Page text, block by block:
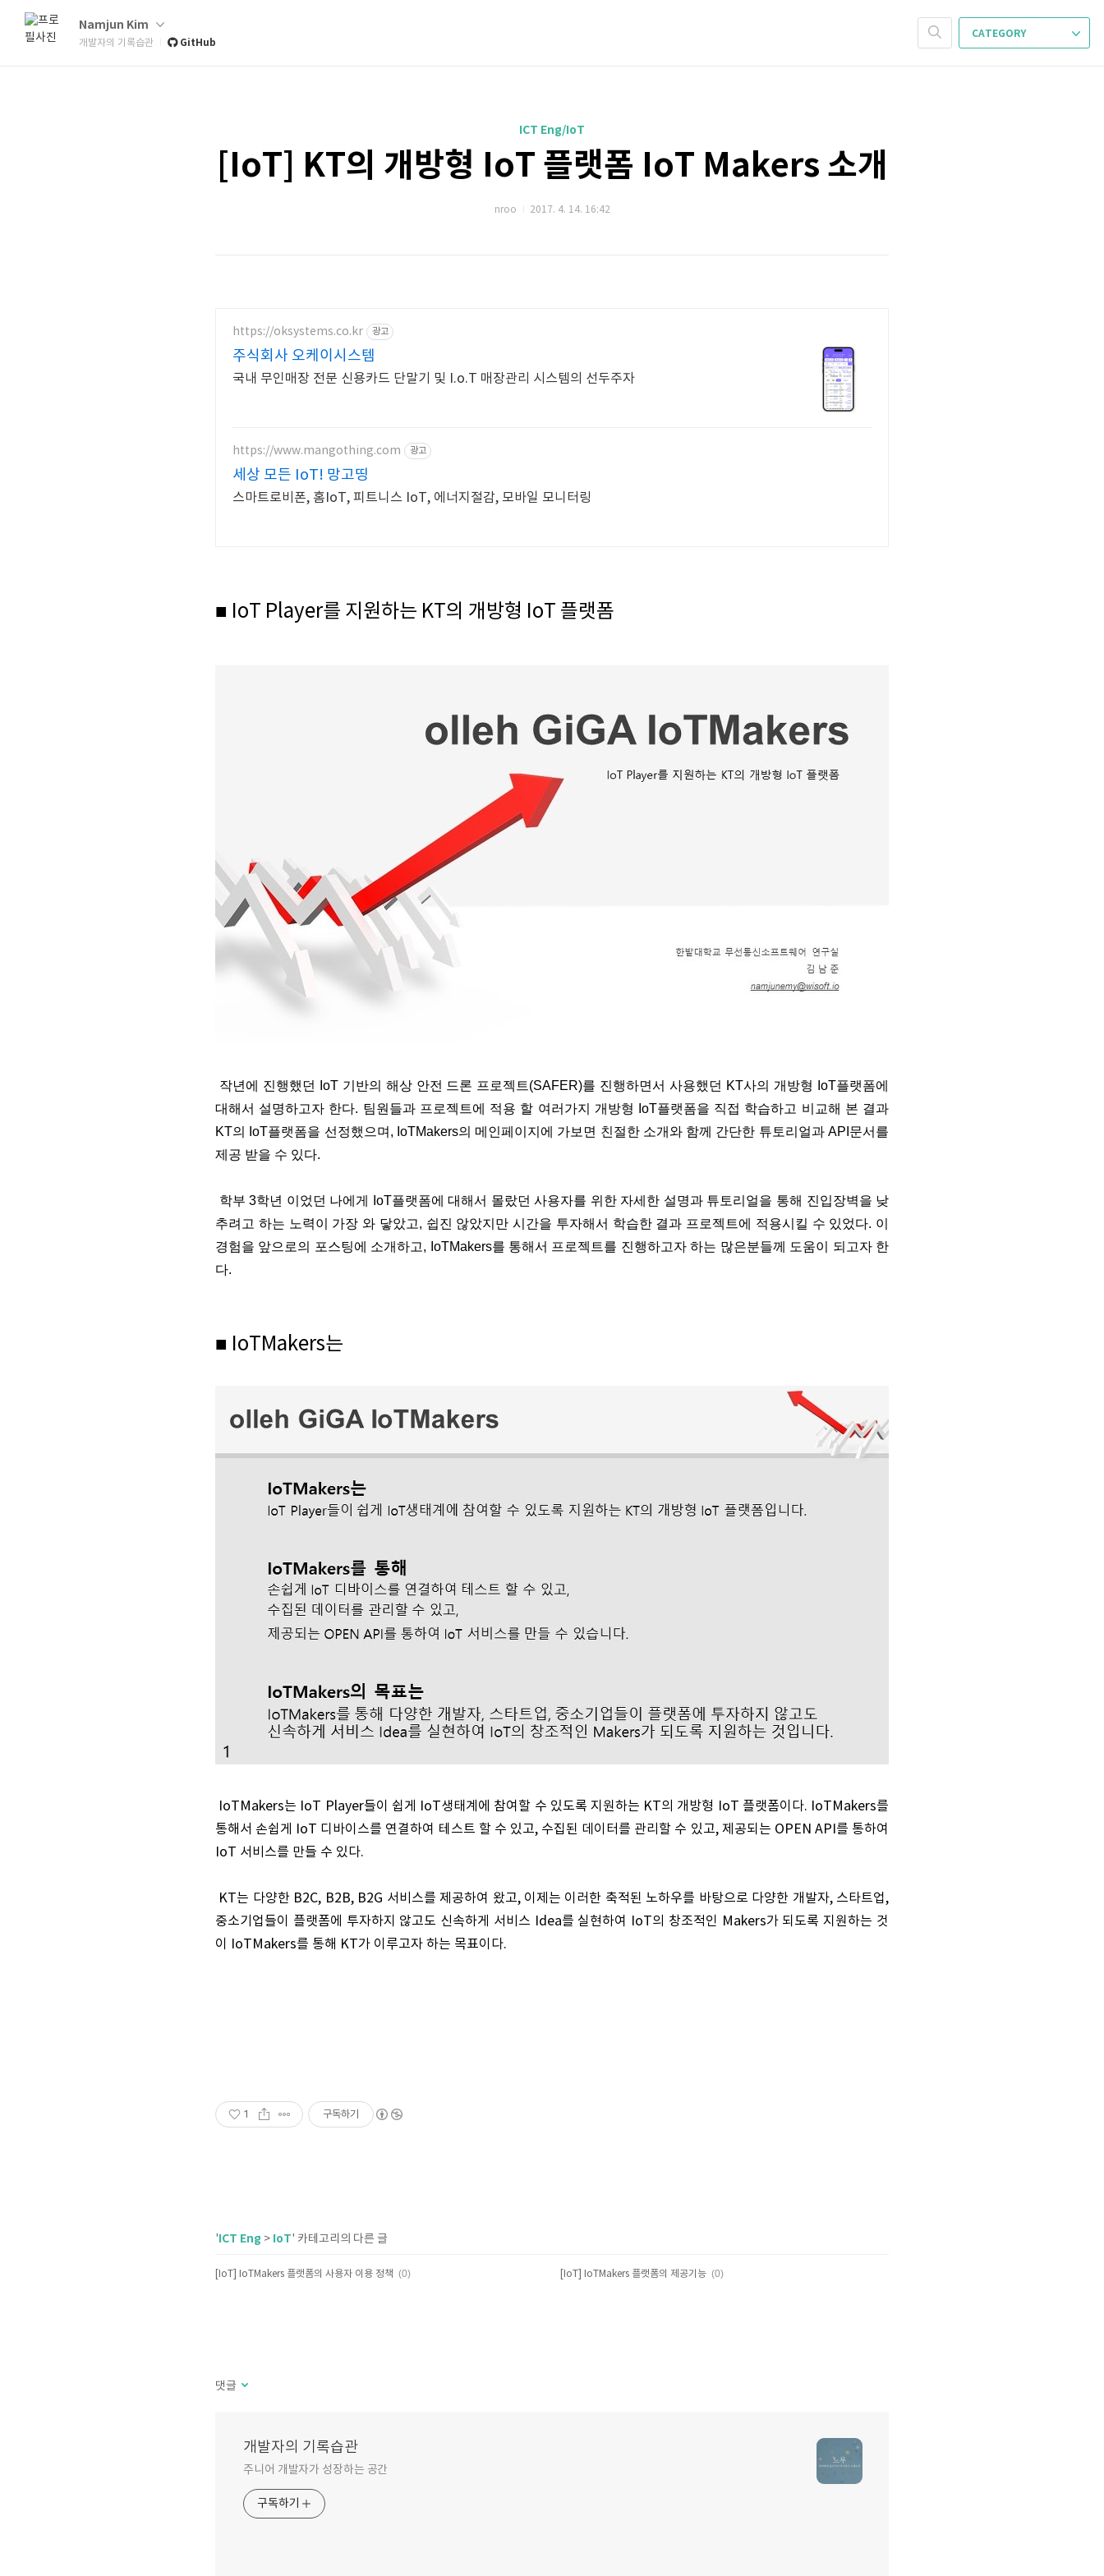
Namjun Kim
개발자의 기록습관 GitHub
CATEGORY
ICT Eng/IoT
[IoT] KT의 개방형 IoT 플랫폼 IoT Makers 소개
nroo 2017. 4. 14. 16:42
https://oksystems.co.kr 광고
주식회사 오케이시스템
국내 무인매장 전문 신용카드 단말기 및 I.o.T 매장관리 시스템의 선두주자
https://www.mangothing.com 광고
세상 모든 IoT! 망고띵
스마트로비폰, 홈IoT, 피트니스 IoT, 에너지절감, 모바일 모니터링
■ IoT Player를 지원하는 KT의 개방형 IoT 플랫폼
작년에 진행했던 IoT 기반의 해상 안전 드론 프로젝트(SAFER)를 진행하면서 사용했던 KT사의 개방형 IoT플랫폼에
대해서 설명하고자 한다. 팀원들과 프로젝트에 적용 할 여러가지 개방형 IoT플랫폼을 직접 학습하고 비교해 본 결과
KT의 IoT플랫폼을 선정했으며, IoTMakers의 메인페이지에 가보면 친절한 소개와 함께 간단한 튜토리얼과 API문서를
제공 받을 수 있다.
학부 3학년 이었던 나에게 IoT플랫폼에 대해서 몰랐던사용자를 위한 자세한 설명과 튜토리얼을 통해 진입장벽을 낮
추려고 하는 노력이 가장 와 닿았고, 쉽진 않았지만 시간을 투자해서 학습한 결과 프로젝트에 적용시킬 수 있었다. 이
경험을 앞으로의 포스팅에 소개하고, IoTMakers를 통해서 프로젝트를 진행하고자 하는 많은분들께
도움이 되고자 한
다.
■ IoTMakers는
IoTMakers는 IoT Player들이 쉽게 IoT생태계에 참여할 수 있도록 지원하는 KT의 개방형 IoT 플랫폼이다. IoTMakers를
통해서 손쉽게 IoT 디바이스를 연결하여 테스트 할 수 있고, 수집된 데이터를 관리할 수 있고, 제공되는 OPEN API를 통하여
IoT 서비스를 만들 수 있다.
KT는 다양한 B2C, B2B, B2G 서비스를 제공하여 왔고, 이제는 이러한 축적된 노하우를 바탕으로 다양한 개발자, 스타트업,
중소기업들이 플랫폼에 투자하지 않고도 신속하게 서비스 Idea를 실현하여 IoT의 창조적인 Makers가 되도록 지원하는 것
이 IoTMakers를 통해 KT가 이루고자 하는 목표이다.
1 구독하기
'ICT Eng > IoT' 카테고리의 다른 글
[IoT] IoTMakers 플랫폼의 사용자 이용 정책 (0) [IoT] IoTMakers 플랫폼의 제공기능 (0)
댓글
개발자의 기록습관
주니어 개발자가 성장하는 공간
구독하기